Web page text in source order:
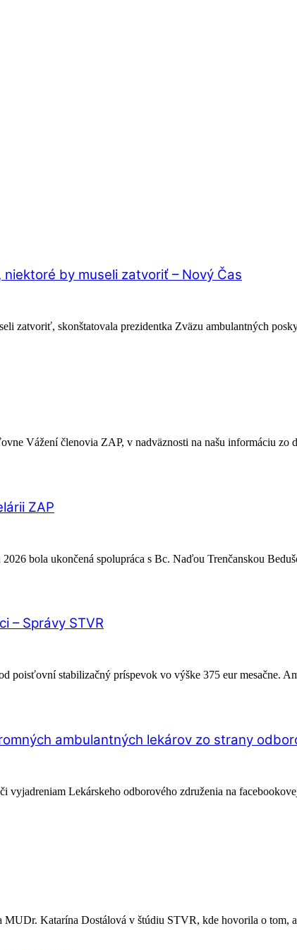
by museli zatvoriť – Nový Čas
zatvoriť, skonštatovala prezidentka Zväzu ambulantných
Vážení členovia ZAP, v nadväznosti na našu informáciu
ZAP
bola ukončená spolupráca s Bc. Naďou Trenčanskou
– Správy STVR
poisťovní stabilizačný príspevok vo výške 375 eur mesačne.
ambulantných lekárov zo strany
vyjadreniam Lekárskeho odborového združenia na
Katarína Dostálová v štúdiu STVR, kde hovorila o tom,